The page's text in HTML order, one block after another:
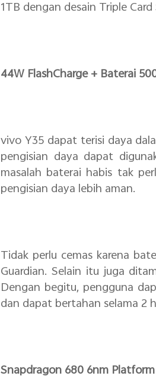
1TB dengan desain Triple
44W FlashCharge + Baterai
vivo Y35 dapat terisi daya
pengisian daya dapat
masalah baterai habis tak
pengisian daya lebih aman.
Tidak perlu cemas karena
Guardian. Selain itu juga
Dengan begitu, pengguna
dan dapat bertahan selama 2
Snapdragon 680 6nm Platform